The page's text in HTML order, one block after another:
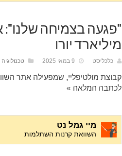
מיליארד יורו
כלכליסט 9 במאי 2025 טכנולוגיה
קבוצת מולטיפליי, שמפעילה אתר
לכתבה המלאה »